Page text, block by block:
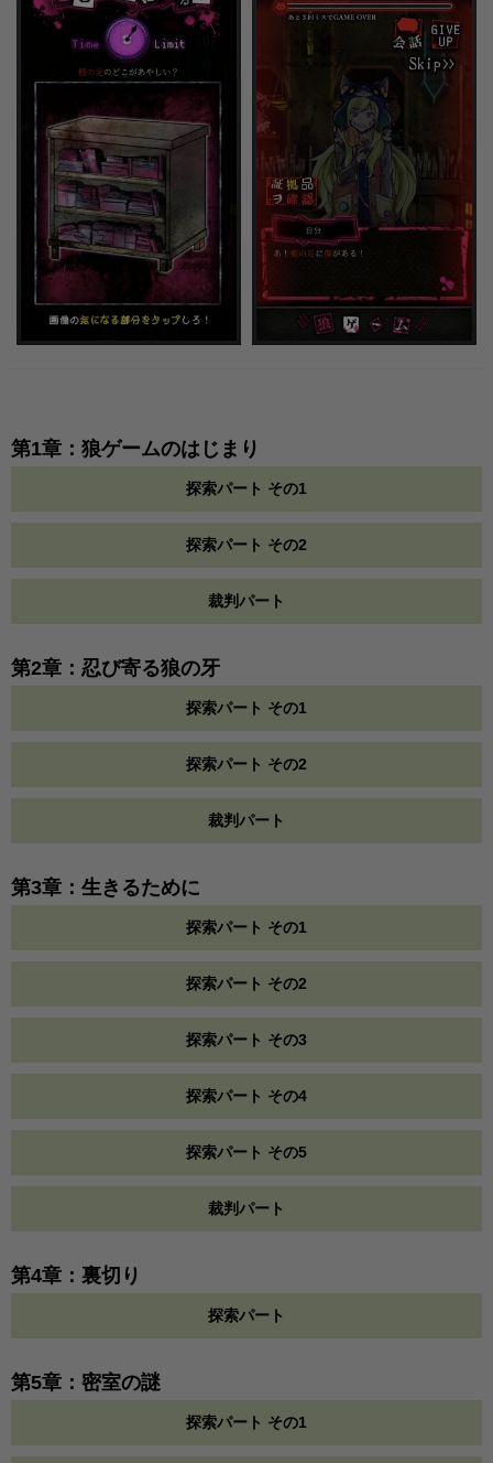
第1章：狼ゲームのはじまり
探索パート その1
探索パート その2
裁判パート
第2章：忍び寄る狼の牙
探索パート その1
探索パート その2
裁判パート
第3章：生きるために
探索パート その1
探索パート その2
探索パート その3
探索パート その4
探索パート その5
裁判パート
第4章：裏切り
探索パート
第5章：密室の謎
探索パート その1